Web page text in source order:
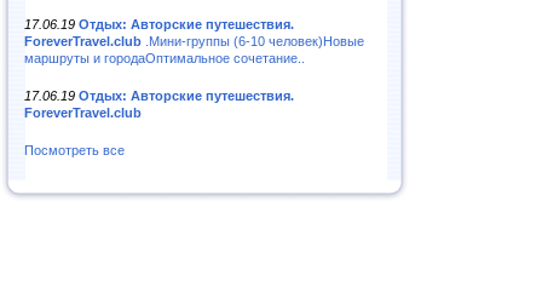
17.06.19 Отдых: Авторские путешествия.
ForeverTravel.club .Мини-группы (6-10 человек)Новые
маршруты и городаОптимальное сочетание..
17.06.19 Отдых: Авторские путешествия.
ForeverTravel.club
Посмотреть все